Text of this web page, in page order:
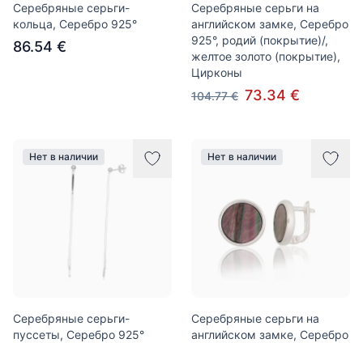
Серебряные серьги-
кольца, Серебро 925°
86.54 €
Серебряные серьги на
английском замке, Серебро
925°, родий (покрытие)/,
желтое золото (покрытие),
Цирконы
104.77 € 73.34 €
Нет в наличии
Серебряные серьги-
пуссеты, Серебро 925°
Нет в наличии
Серебряные серьги на
английском замке, Серебро